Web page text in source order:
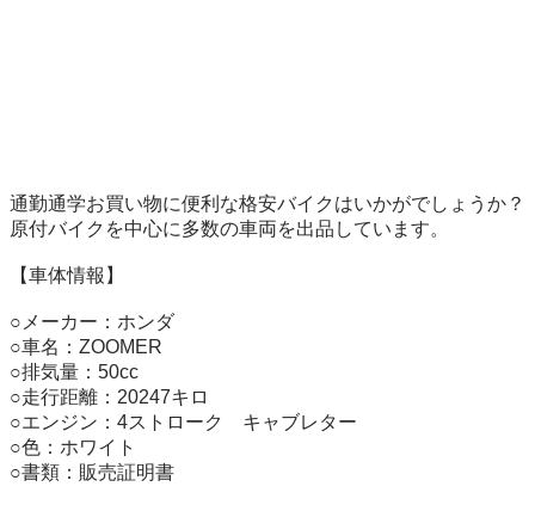
通勤通学お買い物に便利な格安バイクはいかがでしょうか？
原付バイクを中心に多数の車両を出品しています。
【車体情報】
○メーカー：ホンダ
○車名：ZOOMER
○排気量：50cc
○走行距離：20247キロ
○エンジン：4ストローク　キャブレター
○色：ホワイト
○書類：販売証明書